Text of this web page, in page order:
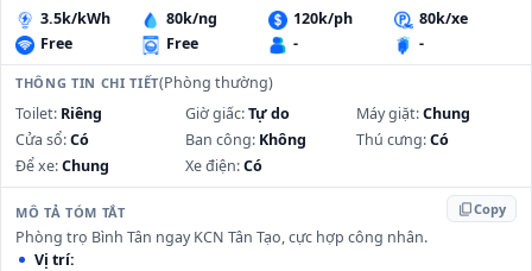
3.5k/kWh 80k/ng 120k/ph
80k/xe
Free
Free - -
THÔNG TIN CHI TIẾT(Phòng thường)
Toilet: Riêng Giờ giấc:Tự do Máy giặt:Chung
Cửa sổ:Có Ban công: Không Thú cưng:Có
Để xe:Chung Xe điện:Có
MÔ TẢ TÓM TẮT content_copyCopy
Phòng trọ Bình Tân ngay KCN Tân Tạo, cực hợp công nhân.
Vị trí: